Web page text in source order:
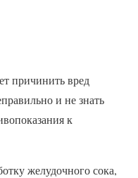
причинить вред
и не знать
к
желудочного сока,